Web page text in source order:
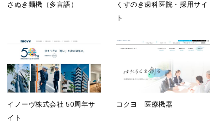
さぬき麺機（多言語）
くすのき歯科医院・採用サイ
ト
イノーヴ株式会社 50周年サ
イト
コクヨ 医療機器